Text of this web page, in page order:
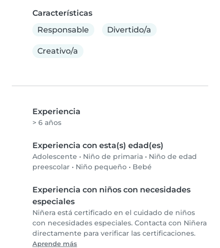
Características
Responsable
Divertido/a
Creativo/a
Experiencia
> 6 años
Experiencia con esta(s) edad(es)
Adolescente • Niño de primaria • Niño de edad
preescolar • Niño pequeño • Bebé
Experiencia con niños con necesidades
especiales
Niñera está certificado en el cuidado de niños
con necesidades especiales. Contacta con Niñera
directamente para verificar las certificaciones.
Aprende más